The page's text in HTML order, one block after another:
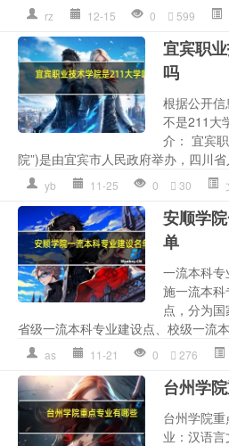
rz 12-15 0 599
宜宾职
吗
根据公开
不是211大
介： 宜宾
院”)是由宜宾市人民政府举办，四川
yb 11-25 0 30
安顺学
单
一流本科
施一流本科
点，分为国
省级一流本科专业建设点、校级一流
as 11-21 0 276
台州学
台州学院
业：汉语